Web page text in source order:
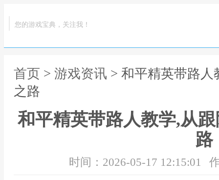
您的游戏宝典，关注我！
首页 > 游戏资讯 > 和平精英带路
之路
和平精英带路人教学,从
路
时间：2026-05-17 12:15:01